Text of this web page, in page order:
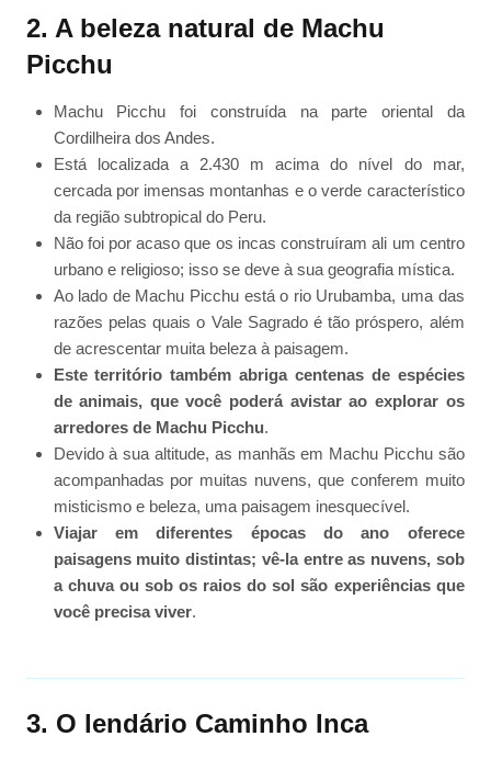
2. A beleza natural de Machu
Picchu
Machu Picchu foi construída na parte oriental da
Cordilheira dos Andes.
Está localizada a 2.430 m acima do nível do mar,
cercada por imensas montanhas e o verde característico
da região subtropical do Peru.
Não foi por acaso que os incas construíram ali um centro
urbano e religioso; isso se deve à sua geografia mística.
Ao lado de Machu Picchu está o rio Urubamba, uma das
razões pelas quais o Vale Sagrado é tão próspero, além
de acrescentar muita beleza à paisagem.
Este território também abriga centenas de espécies
de animais, que você poderá avistar ao explorar os
arredores de Machu Picchu.
Devido à sua altitude, as manhãs em Machu Picchu são
acompanhadas por muitas nuvens, que conferem muito
misticismo e beleza, uma paisagem inesquecível.
Viajar em diferentes épocas do ano oferece
paisagens muito distintas; vê-la entre as nuvens, sob
a chuva ou sob os raios do sol são experiências que
você precisa viver.
3. O lendário Caminho Inca